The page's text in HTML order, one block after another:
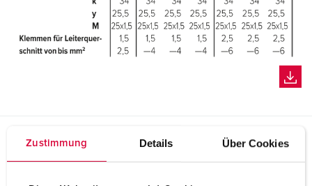
Zustimmung Details Über Cookies
Planungsdaten & Downloads
Cepex-Wandsteckdose, lichtgrau 4808